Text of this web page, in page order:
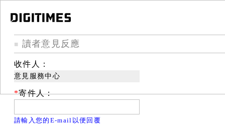
■ 讀者意見反應
收件人：
意見服務中心
*寄件人：
請輸入您的E-mail以便回覆